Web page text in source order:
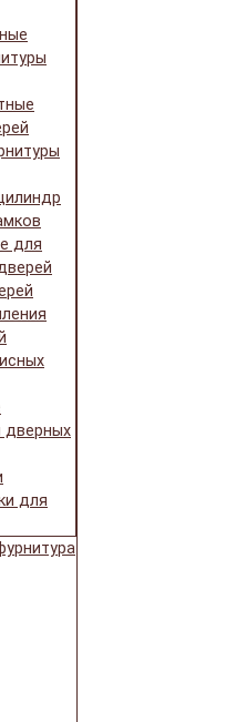
для
дверных
для